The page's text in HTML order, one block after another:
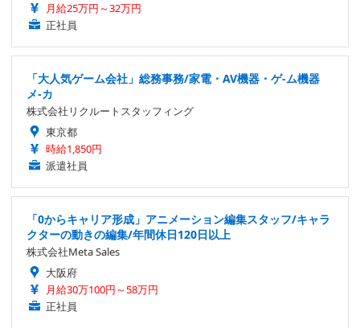
月給25万円～32万円
正社員
「大人気ゲーム会社」総務事務/家電・AV機器・ゲ-ム機器
メ-カ
株式会社リクルートスタッフィング
東京都
時給1,850円
派遣社員
「0からキャリア形成」アニメーション編集スタッフ/キャラ
クターの動きの編集/年間休日120日以上
株式会社Meta Sales
大阪府
月給30万100円～58万円
正社員